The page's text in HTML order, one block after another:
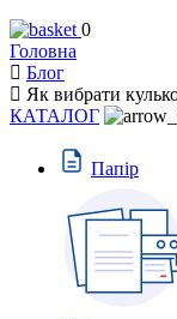
0
Головна
Блог
Як вибрати
КАТАЛОГ
Пaпiр